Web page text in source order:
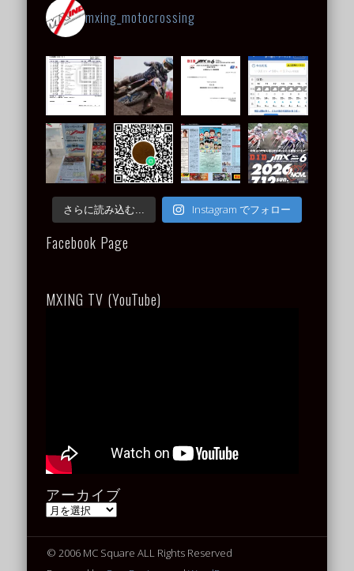
mxing_motocrossing
さらに読み込む... Instagram でフォロー
Facebook Page
MXING TV (YouTube)
アーカイブ
ア
ー
ブ
© 2006 MC Square ALL Rights Reserved